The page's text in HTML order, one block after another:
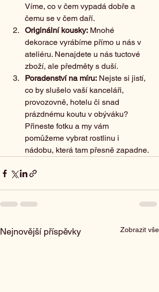
Víme, co v čem vypadá dobře a
čemu se v čem daří.
Originální kousky: Mnohé
dekorace vyrábíme přímo u nás v
ateliéru. Nenajdete u nás tuctové
zboží, ale předměty s duší.
Poradenství na míru: Nejste si jistí,
co by slušelo vaší kanceláři,
provozovně, hotelu či snad
prázdnému koutu v obýváku?
Přineste fotku a my vám
pomůžeme vybrat rostlinu i
nádobu, která tam přesně zapadne.
Nejnovější příspěvky Zobrazit vše